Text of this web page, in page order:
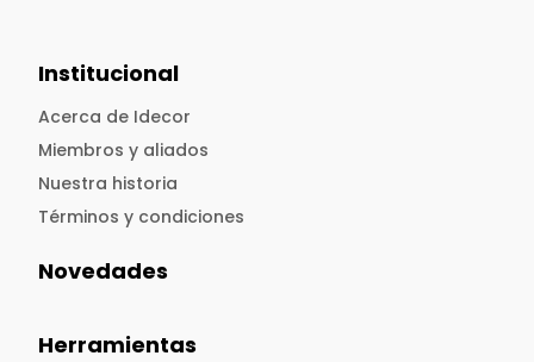
Institucional
Acerca de Idecor
Miembros y aliados
Nuestra historia
Términos y condiciones
Novedades
Herramientas